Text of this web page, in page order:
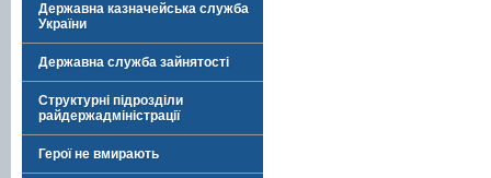
Державна казначейська служба
України
Державна служба зайнятості
Структурні підрозділи
райдержадміністрації
Герої не вмирають